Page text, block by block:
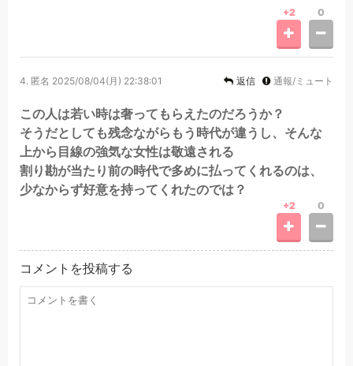
+2 0
4. 匿名 2025/08/04(月) 22:38:01 返信 通報/ミュート
この人は若い時は奢ってもらえたのだろうか？
そうだとしても残念ながらもう時代が違うし、そんな
上から目線の強気な女性は敬遠される
割り勘が当たり前の時代で多めに払ってくれるのは、
少なからず好意を持ってくれたのでは？
+2 0
コメントを投稿する